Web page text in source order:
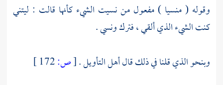
وقوله ( منسيا ) مفعول من نسيت الشيء كأنها قالت : ليتني
كنت الشيء الذي ألقي ، فترك ونسي .
وبنحو الذي قلنا في ذلك قال أهل التأويل .[ص: